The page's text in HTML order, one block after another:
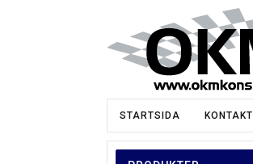
STARTSIDA KONTAKT